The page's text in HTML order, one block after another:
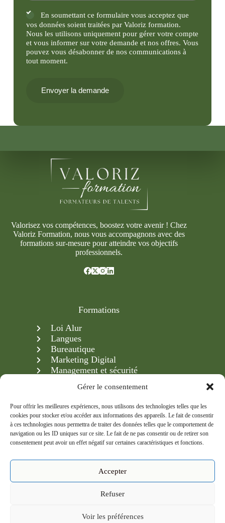
Gérer le consentement
Pour offrir les meilleures expériences, nous utilisons des technologies telles que les
cookies pour stocker et/ou accéder aux informations des appareils. Le fait de consentir
à ces technologies nous permettra de traiter des données telles que le comportement de
navigation ou les ID uniques sur ce site. Le fait de ne pas consentir ou de retirer son
consentement peut avoir un effet négatif sur certaines caractéristiques et fonctions.
Accepter
Refuser
Voir les préférences
En soumettant ce formulaire vous acceptez que
vos données soient traitées par Valoriz formation.
Nous les utilisons uniquement pour gérer votre compte
et vous informer sur votre demande et nos offres. Vous
pouvez vous désabonner de nos communications à
tout moment.
Envoyer la demande
Valorisez vos compétences, boostez votre avenir ! Chez
Valoriz Formation, nous vous accompagnons avec des
formations sur-mesure pour atteindre vos objectifs
professionnels.
Formations
Loi Alur
Langues
Bureautique
Marketing Digital
Management et sécurité
Newsletter
Inscrivez-vous à notre newsletter et recevez en avant-
première nos formations, conseils et actualités.
S'inscrire